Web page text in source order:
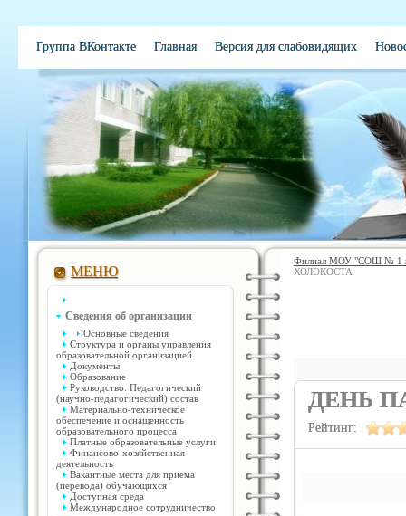
Группа ВКонтакте Главная Версия для слабовидящих
Электронная школа Обратная связь Вакансии Контакты
МЕНЮ
Сведения об организации
Основные сведения
Структура и органы управления
образовательной организацией
Документы
Образование
Руководство. Педагогический
(научно-педагогический) состав
Материально-техническое
обеспечение и оснащенность
образовательного процесса
Платные образовательные услуги
Финансово-хозяйственная
деятельность
Вакантные места для приема
(перевода) обучающихся
Доступная среда
Международное сотрудничество
Филиал МОУ "СОШ № 1
ХОЛОКОСТА
ДЕНЬ
Рейтинг: